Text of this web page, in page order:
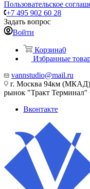
Пользовательское
+7 495 902 60 28
Задать вопрос
Войти
Корзина0
Избранные
vannstudio@mail.ru
г. Москва 94км (МКАД)
рынок "Тракт Терминал"
Вконтакте